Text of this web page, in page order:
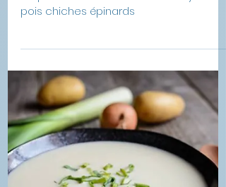
En recherche d'inspiration pour un plat